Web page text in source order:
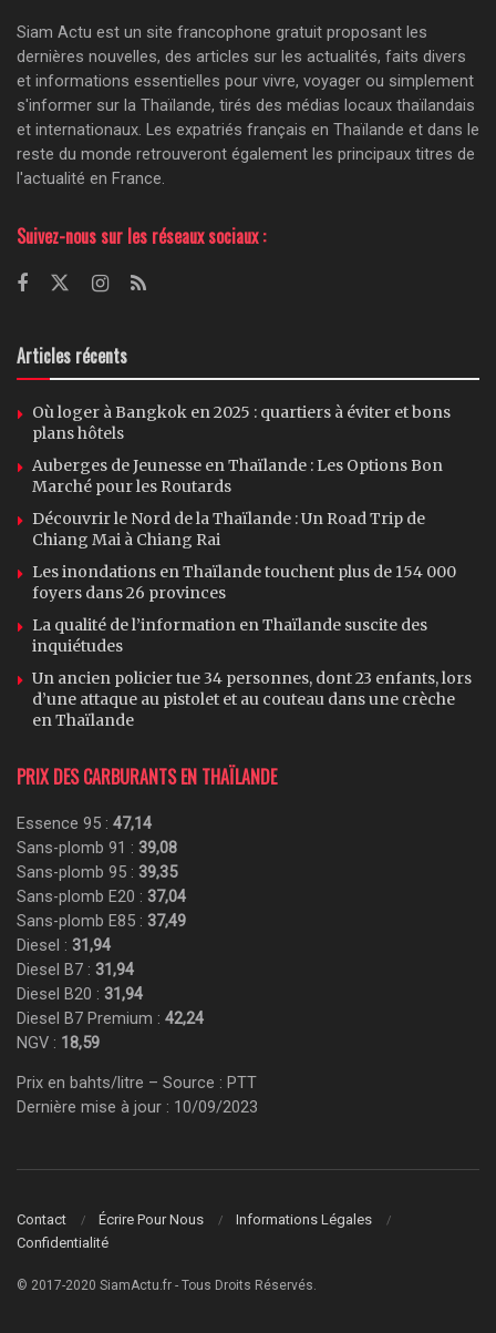
Siam Actu est un site francophone gratuit proposant les
dernières nouvelles, des articles sur les actualités, faits divers
et informations essentielles pour vivre, voyager ou simplement
s'informer sur la Thaïlande, tirés des médias locaux thaïlandais
et internationaux. Les expatriés français en Thaïlande et dans le
reste du monde retrouveront également les principaux titres de
l'actualité en France.
Suivez-nous sur les réseaux sociaux :
Articles récents
Où loger à Bangkok en 2025 : quartiers à éviter et bons
plans hôtels
Auberges de Jeunesse en Thaïlande : Les Options Bon
Marché pour les Routards
Découvrir le Nord de la Thaïlande : Un Road Trip de
Chiang Mai à Chiang Rai
Les inondations en Thaïlande touchent plus de 154 000
foyers dans 26 provinces
La qualité de l’information en Thaïlande suscite des
inquiétudes
Un ancien policier tue 34 personnes, dont 23 enfants, lors
d’une attaque au pistolet et au couteau dans une crèche
en Thaïlande
PRIX DES CARBURANTS EN THAÏLANDE
Essence 95 : 47,14
Sans-plomb 91 : 39,08
Sans-plomb 95 : 39,35
Sans-plomb E20 : 37,04
Sans-plomb E85 : 37,49
Diesel : 31,94
Diesel B7 : 31,94
Diesel B20 : 31,94
Diesel B7 Premium : 42,24
NGV : 18,59
Prix en bahts/litre – Source : PTT
Dernière mise à jour : 10/09/2023
Contact Écrire Pour Nous
Informations Légales
Confidentialité
© 2017-2020 SiamActu.fr - Tous Droits Réservés.